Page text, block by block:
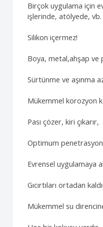
Birçok uygulama için
işlerinde, atölyede,
Silikon içermez!
Boya, metal,ahşap ve
Sürtünme ve aşınma
Mükemmel korozyon
Pası çözer, kiri çıkarır,
Optimum
Evrensel uygulamaya
Gıcırtıları ortadan
Mükemmel su